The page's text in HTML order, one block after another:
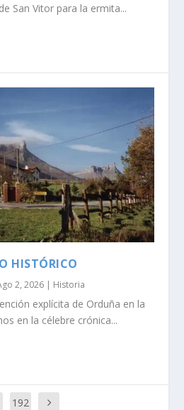
San Vitor para la ermita...
HISTÓRICO
2, 2026 | Historia
explí­cita de Orduña en la
en la célebre crónica...
192